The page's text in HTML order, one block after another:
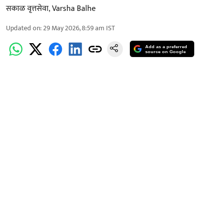
सकाळ वृत्तसेवा,Varsha Balhe
Updated on:29 May 2026, 8:59 am IST
Add as a preferred
source on Google